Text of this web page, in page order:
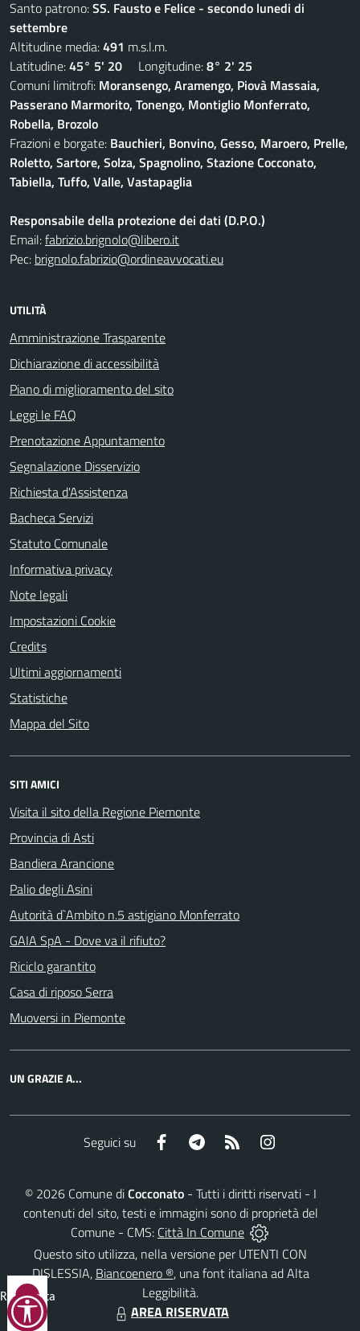
Santo patrono:SS. Fausto e Felice - secondo lunedi di
settembre
Altitudine media:491 m.s.l.m.
Latitudine:45° 5' 20 Longitudine:8° 2' 25
Comuni limitrofi: Moransengo, Aramengo, Piovà Massaia,
Passerano Marmorito, Tonengo, Montiglio Monferrato,
Robella, Brozolo
Frazioni e borgate: Bauchieri, Bonvino, Gesso, Maroero, Prelle,
Roletto, Sartore, Solza, Spagnolino, Stazione Cocconato,
Tabiella, Tuffo, Valle, Vastapaglia
Responsabile della protezione dei dati (D.P.O.)
Email:fabrizio.brignolo@libero.it
Pec: brignolo.fabrizio@ordineavvocati.eu
UTILITÀ
Amministrazione Trasparente
Dichiarazione di accessibilità
Piano di miglioramento del sito
Leggi le FAQ
Prenotazione Appuntamento
Segnalazione Disservizio
Richiesta d'Assistenza
Bacheca Servizi
Statuto Comunale
Informativa privacy
Note legali
Impostazioni Cookie
Credits
Ultimi aggiornamenti
Statistiche
Mappa del Sito
SITI AMICI
Visita il sito della Regione Piemonte
Provincia di Asti
Bandiera Arancione
Palio degli Asini
Autorità d`Ambito n.5 astigiano Monferrato
GAIA SpA - Dove va il rifiuto?
Riciclo garantito
Casa di riposo Serra
Muoversi in Piemonte
UN GRAZIE A...
Seguici su Facebook Telegram RSS
© 2026Comune diCocconato- Tutti i diritti riservati - I
contenuti del sito, testi e immagini sono di proprietà del
Comune - CMS: Città In Comune
Questo sito utilizza, nella versione per UTENTI CON
DISLESSIA, Biancoenero ®, una font italiana ad Alta
Leggibilità.
AREA RISERVATA
Reimposta
tutto